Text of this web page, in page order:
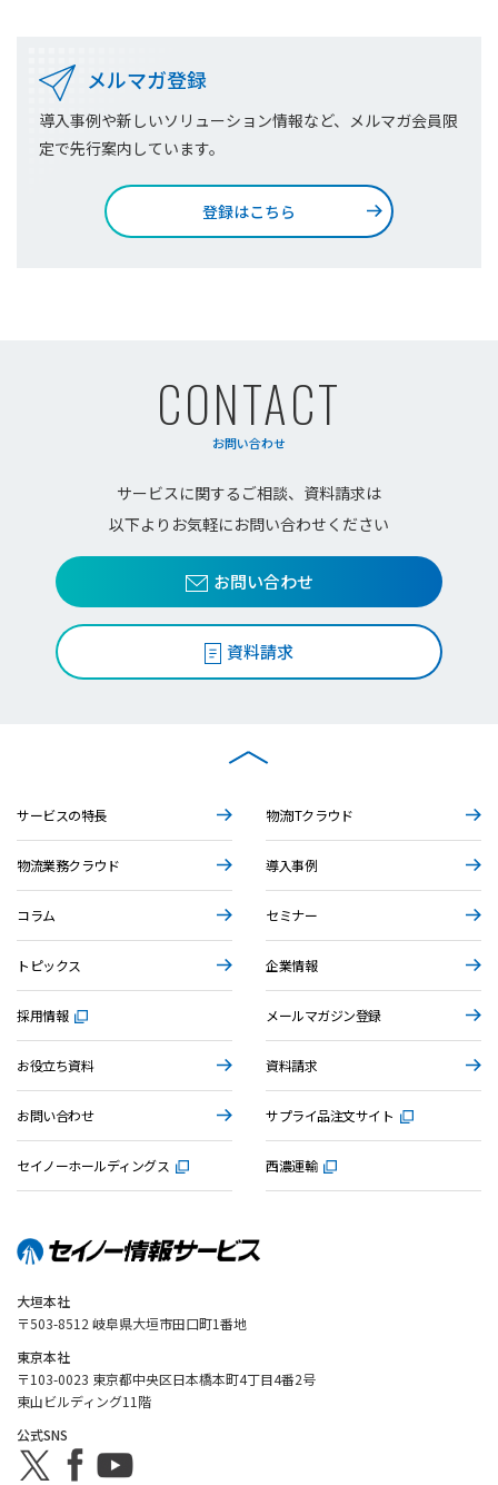
メルマガ登録
導入事例や新しいソリューション情報など、メルマガ会員限
定で先行案内しています。
登録はこちら
CONTACT
お問い合わせ
サービスに関するご相談、資料請求は
以下よりお気軽にお問い合わせください
お問い合わせ
資料請求
大垣本社
〒503-8512 岐阜県大垣市田口町1番地
東京本社
〒103-0023 東京都中央区日本橋本町4丁目4番2号
東山ビルディング11階
公式SNS
サービスの特長 物流ITクラウド
物流業務クラウド 導入事例
コラム セミナー
トピックス 企業情報
採用情報 メールマガジン登録
お役立ち資料 資料請求
お問い合わせ サプライ品注文サイト
セイノーホールディングス 西濃運輸